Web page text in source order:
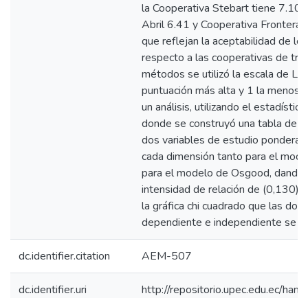
la Cooperativa Stebart tiene 7.10
Abril 6.41 y Cooperativa Frontera
que reflejan la aceptabilidad de
respecto a las cooperativas de
métodos se utilizó la escala de
puntuación más alta y 1 la menos
un análisis, utilizando el
donde se construyó una tabla de
dos variables de estudio
cada dimensión tanto para el
para el modelo de Osgood,
intensidad de relación de (0,130)
la gráfica chi cuadrado que las
dependiente e independiente se
dc.identifier.citation AEM-507
dc.identifier.uri http://repositorio.upec.edu.ec/